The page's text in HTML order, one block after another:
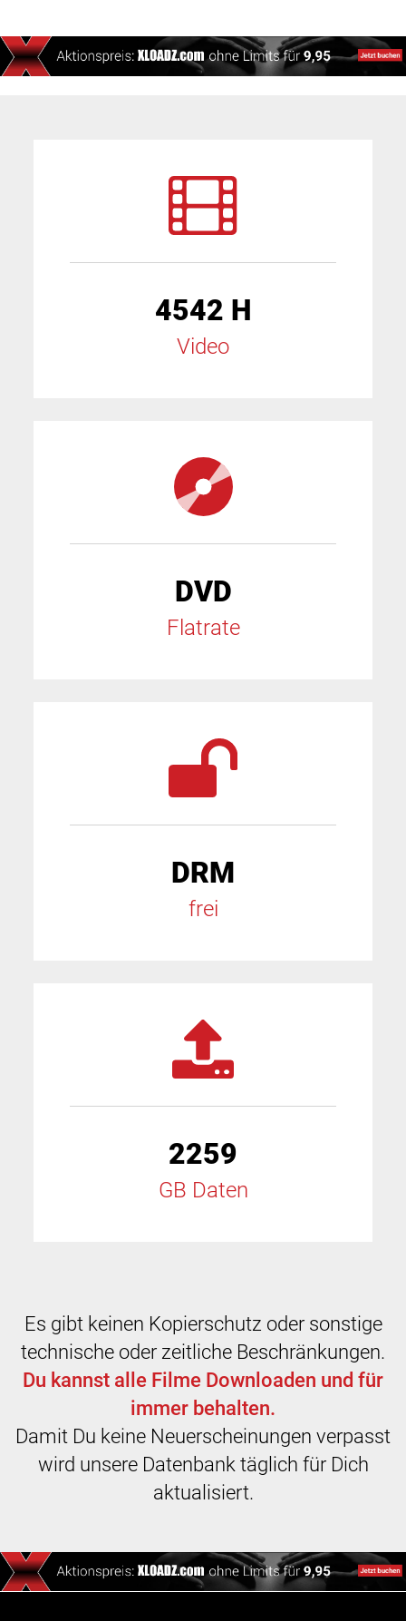
4542 H
Video
DVD
Flatrate
DRM
frei
2259
GB Daten
Es gibt keinen Kopierschutz oder sonstige
technische oder zeitliche Beschränkungen.
Du kannst alle Filme Downloaden und für
immer behalten.
Damit Du keine Neuerscheinungen verpasst
wird unsere Datenbank täglich für Dich
aktualisiert.